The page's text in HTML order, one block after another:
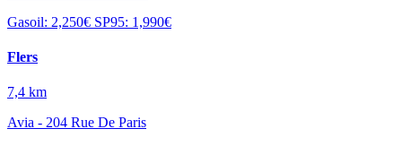
Gasoil: 2,250€ SP95: 1,990€
Flers
7,4 km
Avia - 204 Rue De Paris